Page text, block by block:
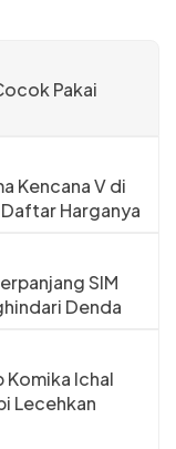
Pakai
Kencana V di
Harganya
SIM
Denda
Komika Ichal
Lecehkan